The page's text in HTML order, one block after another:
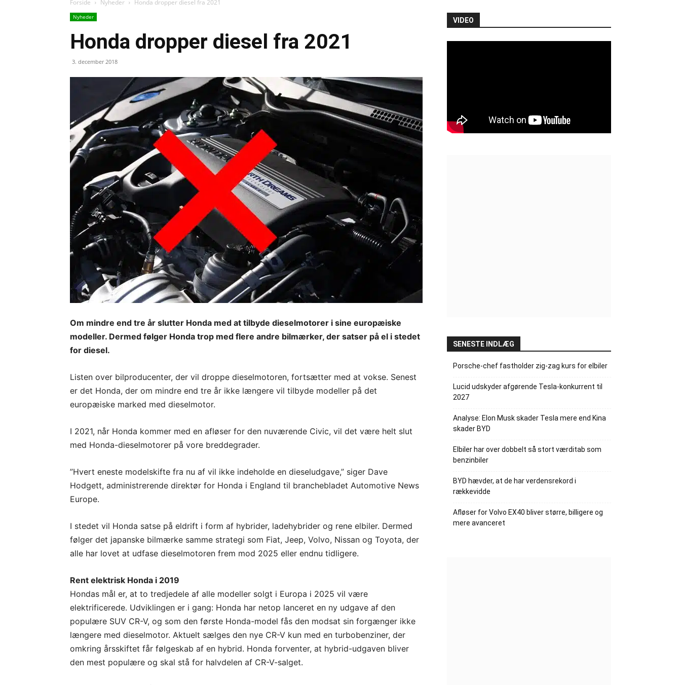
Forside Nyheder Honda dropper diesel fra 2021
Nyheder
Honda dropper diesel fra 2021
3. december 2018
Om mindre end tre år slutter Honda med at tilbyde dieselmotorer i sine europæiske
modeller. Dermed følger Honda trop med flere andre bilmærker, der satser på el i stedet
for diesel.
Listen over bilproducenter, der vil droppe dieselmotoren, fortsætter med at vokse. Senest
er det Honda, der om mindre end tre år ikke længere vil tilbyde modeller på det
europæiske marked med dieselmotor.
I 2021, når Honda kommer med en afløser for den nuværende Civic, vil det være helt slut
med Honda-dieselmotorer på vore breddegrader.
”Hvert eneste modelskifte fra nu af vil ikke indeholde en dieseludgave,” siger Dave
Hodgett, administrerende direktør for Honda i England til branchebladet Automotive News
Europe.
I stedet vil Honda satse på eldrift i form af hybrider, ladehybrider og rene elbiler. Dermed
følger det japanske bilmærke samme strategi som Fiat, Jeep, Volvo, Nissan og Toyota, der
alle har lovet at udfase dieselmotoren frem mod 2025 eller endnu tidligere.
Rent elektrisk Honda i 2019
Hondas mål er, at to tredjedele af alle modeller solgt i Europa i 2025 vil være
elektrificerede. Udviklingen er i gang: Honda har netop lanceret en ny udgave af den
populære SUV CR-V, og som den første Honda-model fås den modsat sin forgænger ikke
længere med dieselmotor. Aktuelt sælges den nye CR-V kun med en turbobenziner, der
omkring årsskiftet får følgeskab af en hybrid. Honda forventer, at hybrid-udgaven bliver
den mest populære og skal stå for halvdelen af CR-V-salget.
VIDEO
SENESTE INDLÆG
Porsche-chef fastholder zig-zag kurs for elbiler
Lucid udskyder afgørende Tesla-konkurrent til
2027
Analyse: Elon Musk skader Tesla mere end Kina
skader BYD
Elbiler har over dobbelt så stort værditab som
benzinbiler
BYD hævder, at de har verdensrekord i
rækkevidde
Afløser for Volvo EX40 bliver større, billigere og
mere avanceret